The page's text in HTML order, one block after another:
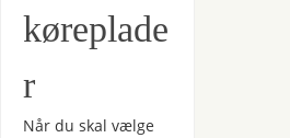
køreplade
r
Når du skal vælge